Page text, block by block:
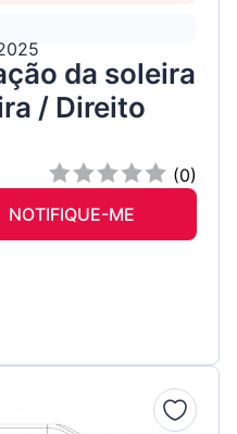
da soleira
/ Direito
(0)
NOTIFIQUE-ME